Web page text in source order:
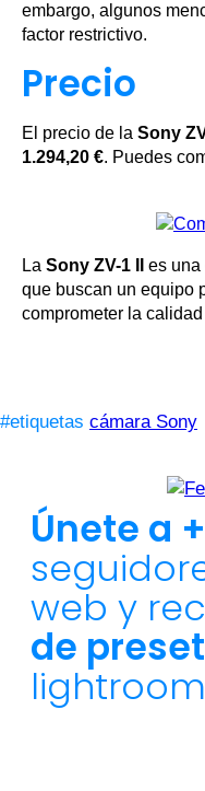
embargo, algunos
factor restrictivo.
Precio
El precio de la Sony
1.294,20 €. Puedes
La Sony ZV-1 II
es una
que buscan un equipo
comprometer la
#etiquetas cámara Sony
Únete a
web y
de